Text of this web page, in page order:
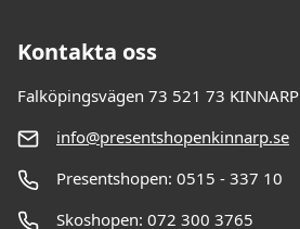
Kontakta oss
Falköpingsvägen 73 521 73 KINNARP
info@presentshopenkinnarp.se
Presentshopen: 0515 - 337 10
Skoshopen: 072 300 3765